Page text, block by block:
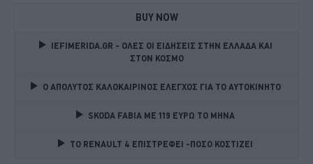
BUY NOW
IEFIMERIDA.GR - ΟΛΕΣ ΟΙ ΕΙΔΗΣΕΙΣ ΣΤΗΝ ΕΛΛΑΔΑ ΚΑΙ
ΣΤΟΝ ΚΟΣΜΟ
Ο ΑΠΟΛΥΤΟΣ ΚΑΛΟΚΑΙΡΙΝΟΣ ΕΛΕΓΧΟΣ ΓΙΑ ΤΟ ΑΥΤΟΚΙΝΗΤΟ
SKODA FABIA ME 119 ΕΥΡΩ ΤΟ ΜΗΝΑ
TO RENAULT 4 ΕΠΙΣΤΡΕΦΕΙ -ΠΟΣΟ ΚΟΣΤΙΖΕΙ